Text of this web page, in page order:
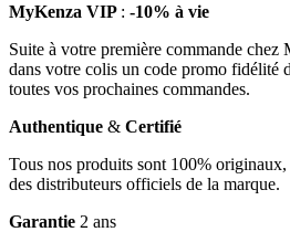
MyKenza VIP : -10% à vie
Suite à votre première commande chez
dans votre colis un code promo fidélité
toutes vos prochaines commandes.
Authentique & Certifié
Tous nos produits sont 100%
des distributeurs officiels de la marque.
Garantie 2 ans